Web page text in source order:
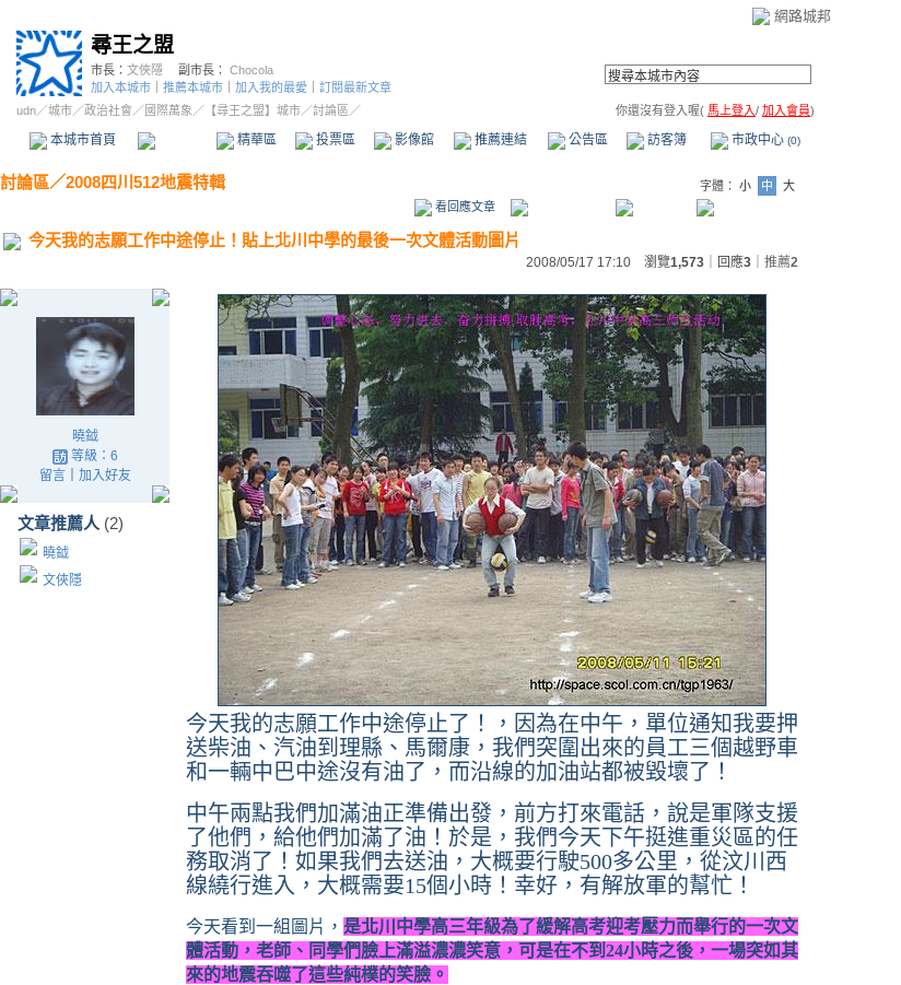
網路城邦
尋王之盟
市長： 文俠隱 副市長： Chocola
加入本城市
推薦本城市 加入我的最愛
訂閱最新文章
udn／城市／政治社會 ／國際萬象 ／ 【尋王之盟】城市／討論區／ 你還沒有登入喔( 馬上登入/ 加入會員)
本城市首頁 精華區 投票區 影像館 推薦連結 公告區 訪客簿 市政中心 (0)
討論區／2008四川512地震特輯 字體： 小 中
大
看回應文章
今天我的志願工作中途停止！貼上北川中學的最後一次文體活動圖片
2008/05/17 17:10 瀏覽1,573 ｜回應3 推薦2
曉鉞
等級：6
留言｜ 加入好友
文章推薦人 (2)
曉鉞
文俠隱
今天我的志願工作中途停止了！，因為在中午，單位通知我要押
送柴油、汽油到理縣、馬爾康，我們突圍出來的員工三個越野車
和一輛中巴中途沒有油了，而沿線的加油站都被毀壞了！
中午兩點我們加滿油正準備出發，前方打來電話，說是軍隊支援
了他們，給他們加滿了油！於是，我們今天下午挺進重災區的任
務取消了！如果我們去送油，大概要行駛500多公里，從汶川西
線繞行進入，大概需要15個小時！幸好，有解放軍的幫忙！
今天看到一組圖片， 是北川中學高三年級為了緩解高考迎考壓力而舉行的一次文
體活動，老師、同學們臉上滿溢濃濃笑意，可是在不到 24小時之後，一場突如其
來的地震吞噬了這些純樸的笑臉。